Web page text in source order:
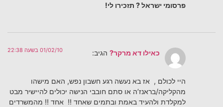
פרסומי ישראל ? תזכירו לי!
כאילו דא מרקר? הגיב: 01/02/10 בשעה 22:38
היי לכולם , אז בא נעשה רגע חשבון נפש, האם מישהו
מהקליקה/בראנז’ה או סתם חובבי הנישה יכולים להיישיר מבט
למקלדת ולהעיד באמת ובתמים שאחד !! אחד !! מהמשרדים